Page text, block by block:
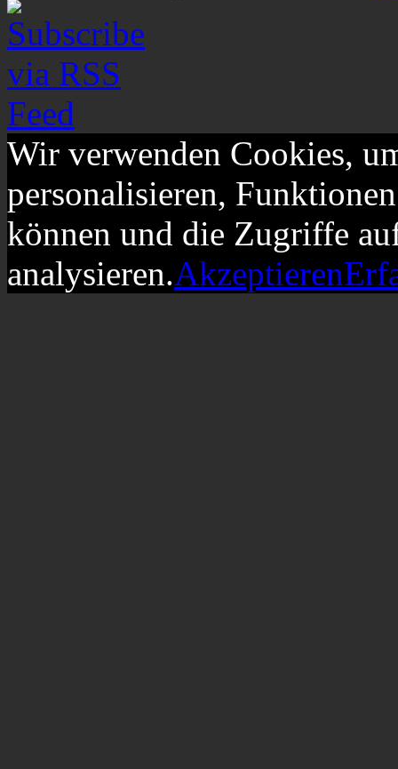
Wir verwenden Cookies,
personalisieren,
können und die Zugriffe
analysieren.Akzeptieren